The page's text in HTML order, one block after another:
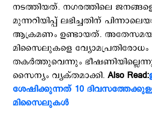
നടത്തിയത്. നഗരത്തിലെ ജനങ്ങളെ
മുന്നറിയിപ്പ് ലഭിച്ചതിന്
ആക്രമണം ഉണ്ടായത്.
മിസൈലുകളെ വ്യോമപ്രതിരോധം
തകര്‍ത്തുവെന്നും
സൈന്യം വ്യക്തമാക്കി. Also Read:
ശേഷിക്കുന്നത് 10
മിസൈലുകള്‍